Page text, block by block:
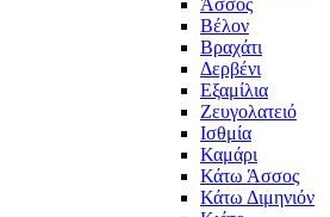
Άσσος
Βέλον
Βραχάτι
Δερβένι
Εξαμίλια
Ζευγολατειό
Ισθμία
Καμάρι
Κάτω Άσσος
Κάτω Διμηνιόν